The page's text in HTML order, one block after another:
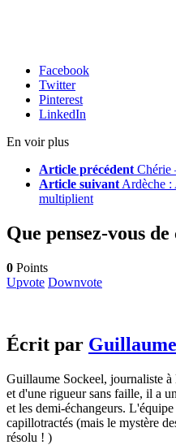
Facebook
Twitter
Pinterest
LinkedIn
En voir plus
Article précédent Chérie
Article suivant Ardèche :
multiplient
Que pensez-vous
0 Points
Upvote Downvote
Écrit par
Guillaume Sockeel, journaliste
et d'une rigueur sans faille, il a
et les demi-échangeurs.
capillotractés (mais le mystère
résolu ! )